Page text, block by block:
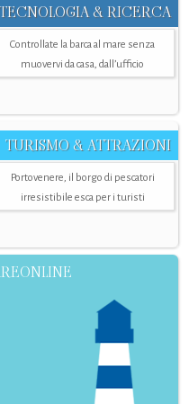
TECNOLOGIA & RICERCA
Controllate la barca al mare senza
muovervi da casa, dall’ufficio
TURISMO & ATTRAZIONI
Portovenere, il borgo di pescatori
irresistibile esca per i turisti